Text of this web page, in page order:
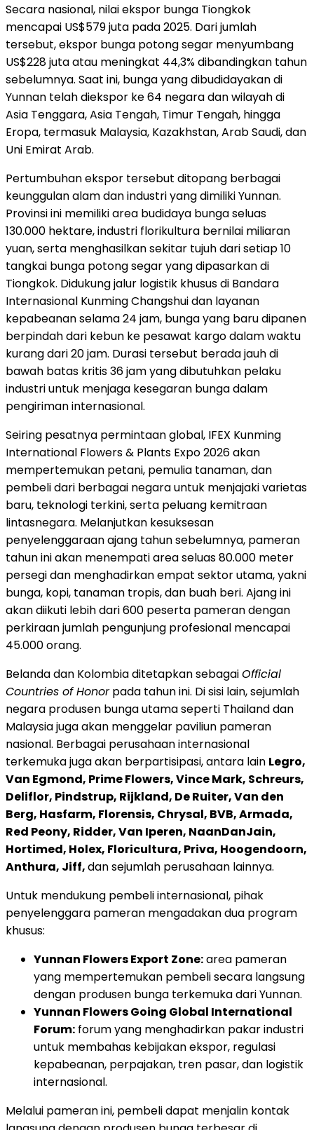
Secara nasional, nilai ekspor bunga Tiongkok
mencapai US$579 juta pada 2025. Dari jumlah
tersebut, ekspor bunga potong segar menyumbang
US$228 juta atau meningkat 44,3% dibandingkan tahun
sebelumnya. Saat ini, bunga yang dibudidayakan di
Yunnan telah diekspor ke 64 negara dan wilayah di
Asia Tenggara, Asia Tengah, Timur Tengah, hingga
Eropa, termasuk Malaysia, Kazakhstan, Arab Saudi, dan
Uni Emirat Arab.
Pertumbuhan ekspor tersebut ditopang berbagai
keunggulan alam dan industri yang dimiliki Yunnan.
Provinsi ini memiliki area budidaya bunga seluas
130.000 hektare, industri florikultura bernilai miliaran
yuan, serta menghasilkan sekitar tujuh dari setiap 10
tangkai bunga potong segar yang dipasarkan di
Tiongkok. Didukung jalur logistik khusus di Bandara
Internasional Kunming Changshui dan layanan
kepabeanan selama 24 jam, bunga yang baru dipanen
berpindah dari kebun ke pesawat kargo dalam waktu
kurang dari 20 jam. Durasi tersebut berada jauh di
bawah batas kritis 36 jam yang dibutuhkan pelaku
industri untuk menjaga kesegaran bunga dalam
pengiriman internasional.
Seiring pesatnya permintaan global, IFEX Kunming
International Flowers & Plants Expo 2026 akan
mempertemukan petani, pemulia tanaman, dan
pembeli dari berbagai negara untuk menjajaki varietas
baru, teknologi terkini, serta peluang kemitraan
lintasnegara. Melanjutkan kesuksesan
penyelenggaraan ajang tahun sebelumnya, pameran
tahun ini akan menempati area seluas 80.000 meter
persegi dan menghadirkan empat sektor utama, yakni
bunga, kopi, tanaman tropis, dan buah beri. Ajang ini
akan diikuti lebih dari 600 peserta pameran dengan
perkiraan jumlah pengunjung profesional mencapai
45.000 orang.
Belanda dan Kolombia ditetapkan sebagaiOfficial
Countries of Honorpada tahun ini. Di sisi lain, sejumlah
negara produsen bunga utama seperti Thailand dan
Malaysia juga akan menggelar paviliun pameran
nasional. Berbagai perusahaan internasional
terkemuka juga akan berpartisipasi, antara lain Legro,
Van Egmond, Prime Flowers, Vince Mark, Schreurs,
Deliflor, Pindstrup, Rijkland, De Ruiter, Van den
Berg, Hasfarm, Florensis, Chrysal, BVB, Armada,
Red Peony, Ridder, Van Iperen, NaanDanJain,
Hortimed, Holex, Floricultura, Priva, Hoogendoorn,
Anthura, Jiff,dan sejumlah perusahaan lainnya.
Untuk mendukung pembeli internasional, pihak
penyelenggara pameran mengadakan dua program
khusus:
Yunnan Flowers Export Zone:area pameran
yang mempertemukan pembeli secara langsung
dengan produsen bunga terkemuka dari Yunnan.
Yunnan Flowers Going Global International
Forum: forum yang menghadirkan pakar industri
untuk membahas kebijakan ekspor, regulasi
kepabeanan, perpajakan, tren pasar, dan logistik
internasional.
Melalui pameran ini, pembeli dapat menjalin kontak